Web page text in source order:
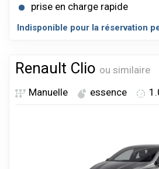
prise en charge rapide
Indisponible pour la réservation
Renault Clio ou similaire
Manuelle
essence